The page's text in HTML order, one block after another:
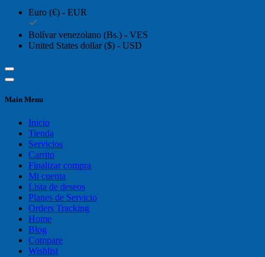
Euro (€) - EUR
Bolívar venezolano (Bs.) - VES
United States dollar ($) - USD
Main Menu
Inicio
Tienda
Servicios
Carrito
Finalizar compra
Mi cuenta
Lista de deseos
Planes de Servicio
Orders Tracking
Home
Blog
Compare
Wishlist